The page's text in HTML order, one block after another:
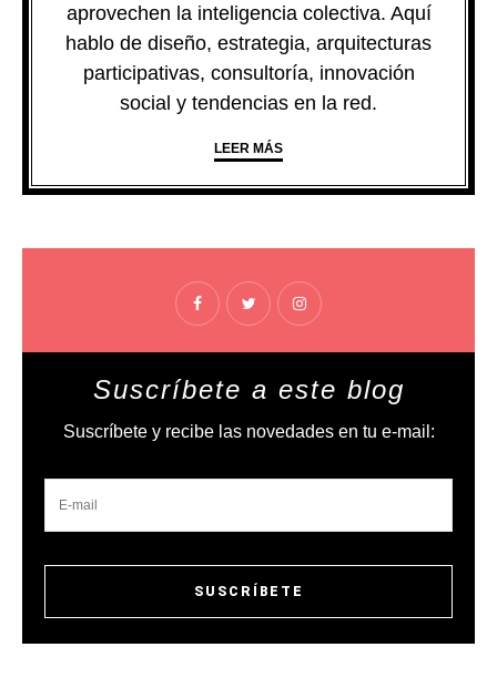
aprovechen la inteligencia colectiva. Aquí
hablo de diseño, estrategia, arquitecturas
participativas, consultoría, innovación
social y tendencias en la red.
LEER MÁS
Suscríbete a este blog
Suscríbete y recibe las novedades en tu e-mail: